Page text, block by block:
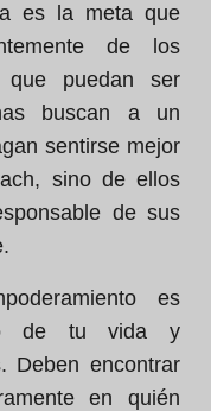
es la meta que
de los
que puedan ser
buscan a un
sentirse mejor
sino de ellos
de sus
es
de tu vida y
Deben encontrar
en quién